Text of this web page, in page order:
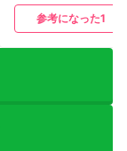
るのが早めなのが
そんな早く取り出
ってもいいなあと
参考になった1